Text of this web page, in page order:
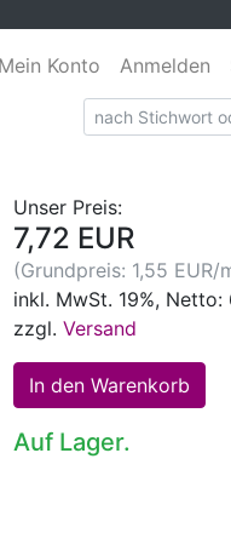
Konto Anmelden
Unser Preis:
7,72 EUR
(Grundpreis: 1,55 EUR/
inkl. MwSt. 19%, Netto:
zzgl. Versand
Auf Lager.